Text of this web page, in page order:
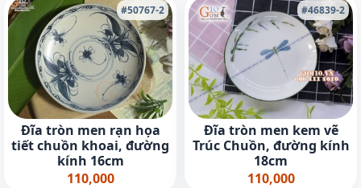
#50767-2
Đĩa tròn men rạn họa
tiết chuồn khoai, đường
kính 16cm
110,000
#46839-2
Đĩa tròn men kem vẽ
Trúc Chuồn, đường kính
18cm
110,000